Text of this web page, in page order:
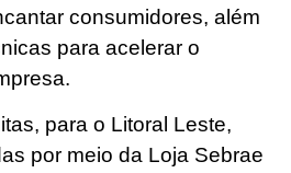
consumidores, além
para acelerar o
para o Litoral Leste,
por meio da Loja Sebrae